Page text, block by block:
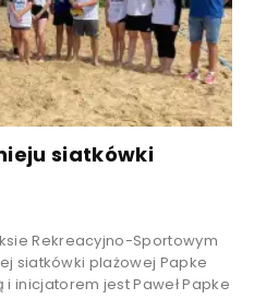
siatkówki
Rekreacyjno-Sportowym
siatkówki plażowej Papke
inicjatorem jest Paweł Papke